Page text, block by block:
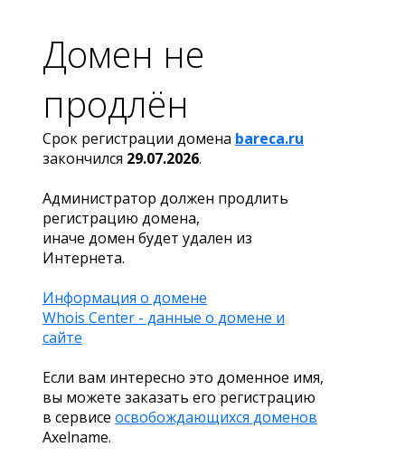
Домен не
продлён
Срок регистрации домена bareca.ru
закончился 29.07.2026.
Администратор должен продлить
регистрацию домена,
иначе домен будет удален из
Интернета.
Информация о домене
Whois Center - данные о домене и
сайте
Если вам интересно это доменное имя,
вы можете заказать его регистрацию
в сервисе освобождающихся доменов
Axelname.